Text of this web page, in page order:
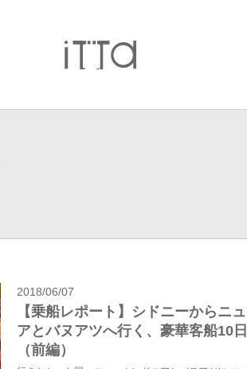
2018/06/07
【乗船レポート】シドニーからニ
アとバヌアツへ行く、豪華客船10
（前編）